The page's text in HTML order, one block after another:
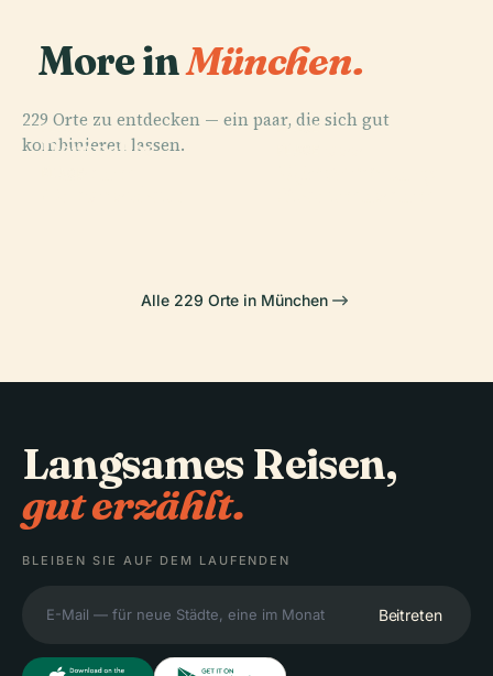
More inMünchen.
229 Orte zu entdecken — ein paar, die sich gut
kombinieren lassen.
PLACE
Deutsches
PLACE
Alle 229 Orte in München
Langsames Reisen,
gut erzählt.
BLEIBEN SIE AUF DEM LAUFENDEN
Beitreten